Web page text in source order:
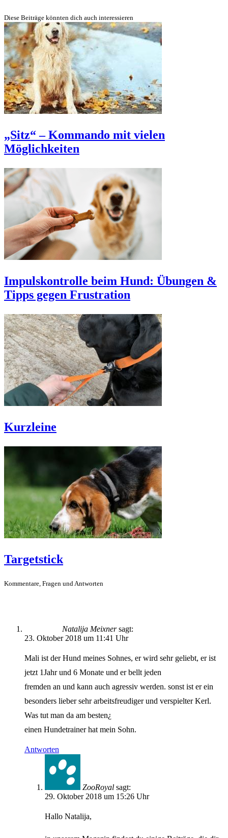
Diese Beiträge könnten dich auch interessieren
„Sitz“ – Kommando mit vielen
Möglichkeiten
Impulskontrolle beim Hund: Übungen &
Tipps gegen Frustration
Kurzleine
Targetstick
Kommentare, Fragen und Antworten
Natalija Meixner sagt:
23. Oktober 2018 um 11:41 Uhr
Mali ist der Hund meines Sohnes, er wird sehr geliebt, er ist
jetzt 1Jahr und 6 Monate und er bellt jeden
fremden an und kann auch agressiv werden. sonst ist er ein
besonders lieber sehr arbeitsfreudiger und verspielter Kerl.
Was tut man da am besten¿
einen Hundetrainer hat mein Sohn.
Antworten
ZooRoyal sagt:
29. Oktober 2018 um 15:26 Uhr
Hallo Natalija,